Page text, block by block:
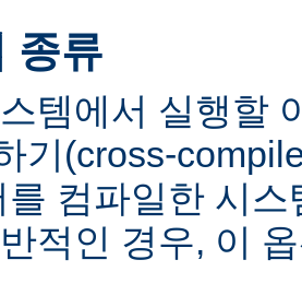
종류
템에서 실행할
기(cross-
를 컴파일한 시
적인 경우, 이